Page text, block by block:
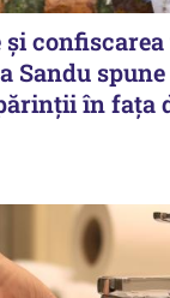
și
Sandu
în fața